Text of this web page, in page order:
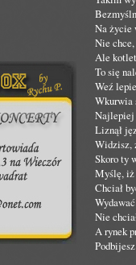
Na życie
Nie
Ale
To się
Weź
Wkurwia
Najlepiej
Liznął
Widzisz,
Skoro ty
Myślę, iż
Chciał
Nie
A rynek